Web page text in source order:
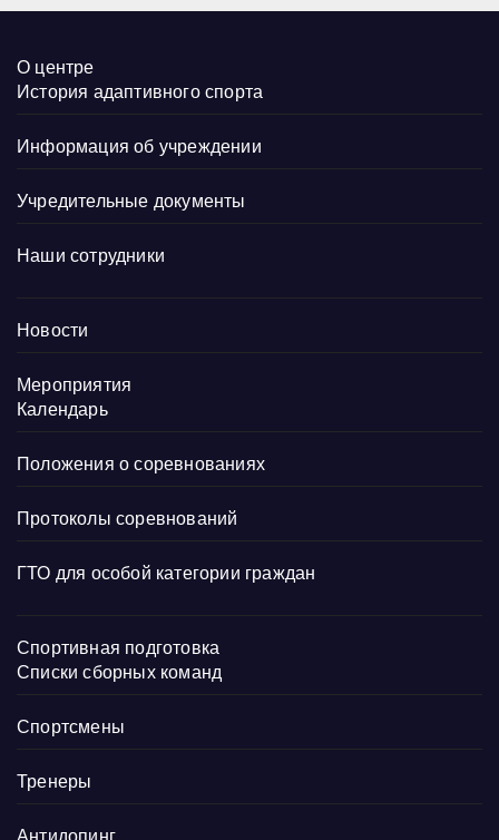
О центре
История адаптивного спорта
Информация об учреждении
Учредительные документы
Наши сотрудники
Новости
Мероприятия
Календарь
Положения о соревнованиях
Протоколы соревнований
ГТО для особой категории граждан
Спортивная подготовка
Списки сборных команд
Спортсмены
Тренеры
Антидопинг